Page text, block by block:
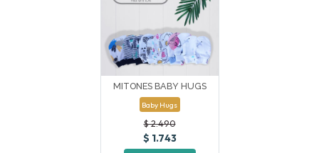
MITONES BABY HUGS
Baby Hugs
$ 2.490
$ 1.743